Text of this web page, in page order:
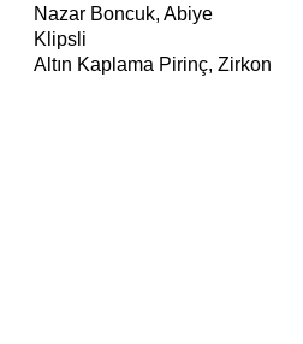
Nazar Boncuk, Abiye
Klipsli
Altın Kaplama Pirinç, Zirkon